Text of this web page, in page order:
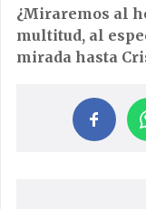
¿Miraremos al
multitud, al
mirada hasta